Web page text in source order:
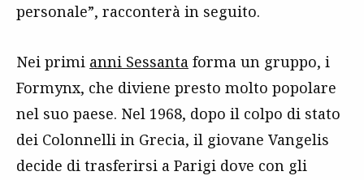
personale”, racconterà in seguito.
Nei primi anni Sessanta forma un gruppo, i
Formynx, che diviene presto molto popolare
nel suo paese. Nel 1968, dopo il colpo di stato
dei Colonnelli in Grecia, il giovane Vangelis
decide di trasferirsi a Parigi dove con gli